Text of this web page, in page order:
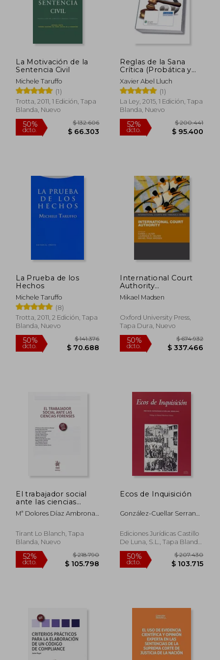
40%
dcto. $ 52.697
51%
dcto. $
La Motivación de la
Sentencia Civil
Michele Taruffo
(1)
Trotta, 2011, 1 Edición, Tapa
Blanda, Nuevo
50%
dcto. $ 66.303
Reglas de la Sana
Crítica (Probática y
Derecho Probatorio)
Xavier Abel Lluch
(1)
La Ley, 2015, 1 Edición, Tapa
Blanda, Nuevo
52%
dcto. $
La Prueba de los
Hechos
Michele Taruffo
(8)
Trotta, 2011, 2 Edición, Tapa
Blanda, Nuevo
International Court
Authority
(International Courts
and Tribunals Series)
Mikael Madsen
Oxford University Press,
Tapa Dura, Nuevo
El trabajador social
ante las ciencias
forenses
Mª Dolores Díaz Ambrona
Tirant Lo Blanch, Tapa
Blanda, Nuevo
Ecos de Inquisición
González-Cuellar Serrano
Ediciones Jurídicas Castillo
De Luna, S.L., Tapa Blanda,
Usado